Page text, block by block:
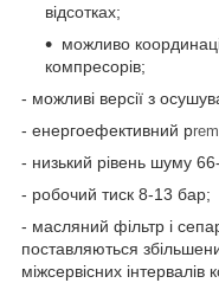
відсотках;
можливо
компресорів;
- можливі версії з
- енергоефективний p
- низький рівень шуму
- робочий тиск 8-13 бар;
- масляний фільтр і
поставляються
міжсервісних інтервалів